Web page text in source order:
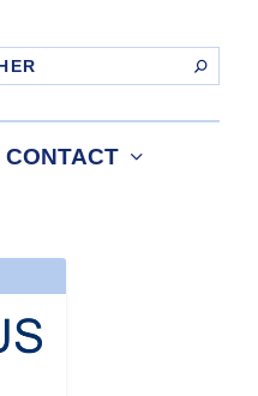
CONTACT